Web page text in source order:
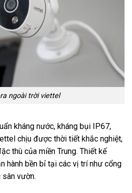
ngoài trời viettel
kháng nước, kháng bụi IP67,
chịu được thời tiết khắc nghiệt,
thù của miền Trung. Thiết kế
hành bền bỉ tại các vị trí như cổng
sân vườn.